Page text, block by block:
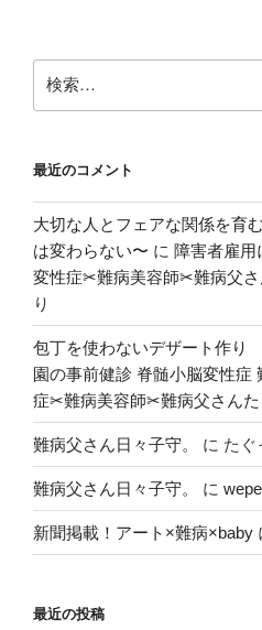
ン
索:
最近のコメント
大切な人とフェアな関係を育
は変わらない〜 に 障害者雇用
変性症✂︎難病美容師✂︎難病父
り
包丁を使わないデザート作り
園の事前健診 脊髄小脳変性症
症✂︎難病美容師✂︎難病父さんた
難病父さん日々子守。 に たぐ
難病父さん日々子守。 に
新聞掲載！アート×難病×baby
最近の投稿